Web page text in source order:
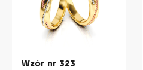
Wzór nr 323